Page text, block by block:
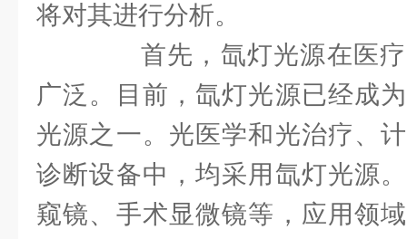
将对其进行分析。
首先，氙灯光源在医疗
广泛。目前，氙灯光源已经成
光源之一。光医学和光治疗、
诊断设备中，均采用氙灯光源
窥镜、手术显微镜等，应用领